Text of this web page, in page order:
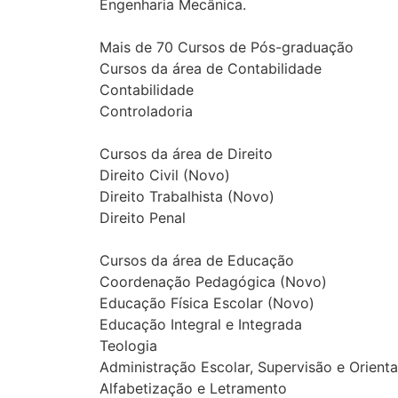
Engenharia Mecânica.
Mais de 70 Cursos de Pós-graduação
Cursos da área de Contabilidade
Contabilidade
Controladoria
Cursos da área de Direito
Direito Civil (Novo)
Direito Trabalhista (Novo)
Direito Penal
Cursos da área de Educação
Coordenação Pedagógica (Novo)
Educação Física Escolar (Novo)
Educação Integral e Integrada
Teologia
Administração Escolar, Supervisão e
Alfabetização e Letramento